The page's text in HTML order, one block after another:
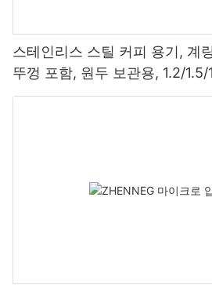
스테인리스 스틸 커피 용기, 계
뚜껑 포함, 원두 보관용, 1.2/1.5/